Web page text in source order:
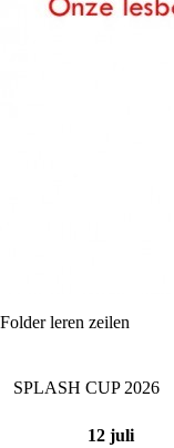
Folder leren zeilen
SPLASH
12